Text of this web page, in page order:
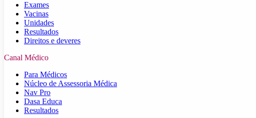
Exames
Vacinas
Unidades
Resultados
Direitos e deveres
Canal Médico
Para Médicos
Núcleo de Assessoria Médica
Nav Pro
Dasa Educa
Resultados